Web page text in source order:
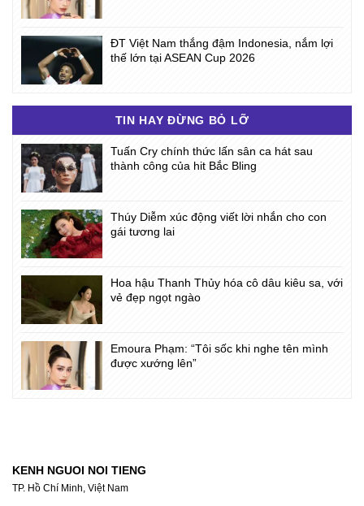
ĐT Việt Nam thắng đậm Indonesia, nắm lợi
thế lớn tại ASEAN Cup 2026
TIN HAY ĐỪNG BỎ LỠ
Tuấn Cry chính thức lấn sân ca hát sau
thành công của hit Bắc Bling
Thúy Diễm xúc động viết lời nhắn cho con
gái tương lai
Hoa hậu Thanh Thủy hóa cô dâu kiêu sa, với
vẻ đẹp ngọt ngào
Emoura Phạm: “Tôi sốc khi nghe tên mình
được xướng lên”
KENH NGUOI NOI TIENG
TP. Hồ Chí Minh, Việt Nam